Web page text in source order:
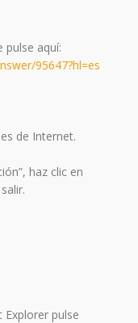
pulse aquí:
95647?hl=es
de Internet.
haz clic en
pulse